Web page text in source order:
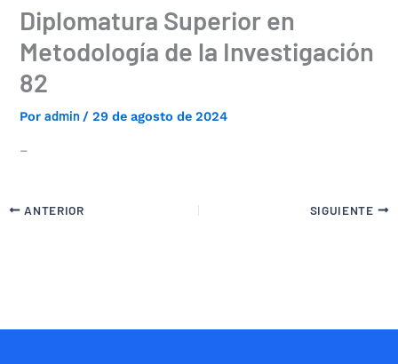
Diplomatura Superior en
Metodología de la Investigación
82
Poradmin /29 de agosto de 2024
–
ANTERIOR SIGUIENTE